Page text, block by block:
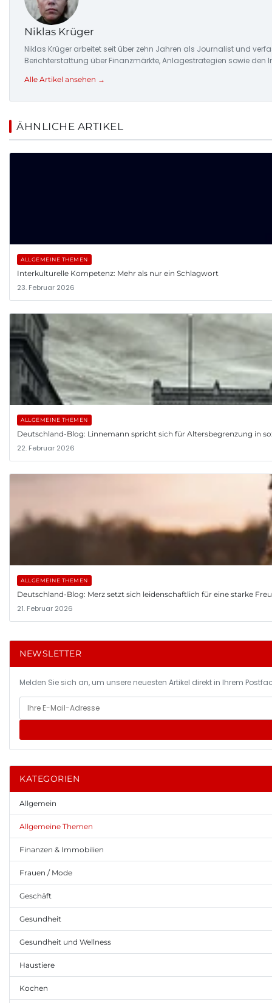
Niklas Krüger
Niklas Krüger arbeitet seit über zehn Jahren als Journalist und
Berichterstattung über Finanzmärkte, Anlagestrategien sowie
Alle Artikel ansehen →
ÄHNLICHE ARTIKEL
ALLGEMEINE THEMEN
Interkulturelle Kompetenz: Mehr als nur ein Schlagwort
23. Februar 2026
ALLGEMEINE THEMEN
Deutschland-Blog: Linnemann spricht sich für Altersbegrenzung in
22. Februar 2026
ALLGEMEINE THEMEN
Deutschland-Blog: Merz setzt sich leidenschaftlich für eine starke
21. Februar 2026
NEWSLETTER
Melden Sie sich an, um unsere neuesten Artikel direkt in Ihrem
KATEGORIEN
Allgemein
Allgemeine Themen
Finanzen & Immobilien
Frauen / Mode
Geschäft
Gesundheit
Gesundheit und Wellness
Haustiere
Kochen